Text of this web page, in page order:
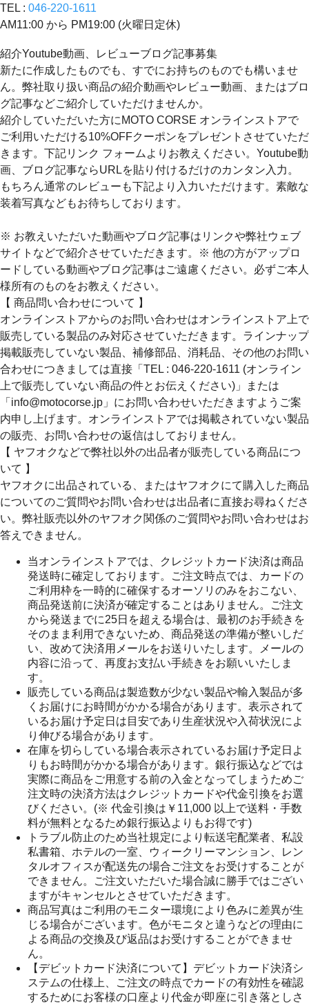
TEL : 046-220-1611
AM11:00 から PM19:00 (火曜日定休)
紹介Youtube動画、レビューブログ記事募集
新たに作成したものでも、すでにお持ちのものでも構いませ
ん。弊社取り扱い商品の紹介動画やレビュー動画、またはブロ
グ記事などご紹介していただけませんか。
紹介していただいた方にMOTO CORSE オンラインストアで
ご利用いただける10%OFFクーポンをプレゼントさせていただ
きます。下記リンク フォームよりお教えください。Youtube動
画、ブログ記事ならURLを貼り付けるだけのカンタン入力。
もちろん通常のレビューも下記より入力いただけます。素敵な
装着写真などもお待ちしております。
※ お教えいただいた動画やブログ記事はリンクや弊社ウェブ
サイトなどで紹介させていただきます。※ 他の方がアップロ
ードしている動画やブログ記事はご遠慮ください。必ずご本人
様所有のものをお教えください。
【 商品問い合わせについて 】
オンラインストアからのお問い合わせはオンラインストア上で
販売している製品のみ対応させていただきます。ラインナップ
掲載販売していない製品、補修部品、消耗品、その他のお問い
合わせにつきましては直接「TEL : 046-220-1611 (オンライン
上で販売していない商品の件とお伝えください)」または
「info@motocorse.jp」にお問い合わせいただきますようご案
内申し上げます。オンラインストアでは掲載されていない製品
の販売、お問い合わせの返信はしておりません。
【 ヤフオクなどで弊社以外の出品者が販売している商品につ
いて 】
ヤフオクに出品されている、またはヤフオクにて購入した商品
についてのご質問やお問い合わせは出品者に直接お尋ねくださ
い。弊社販売以外のヤフオク関係のご質問やお問い合わせはお
答えできません。
当オンラインストアでは、クレジットカード決済は商品
発送時に確定しております。ご注文時点では、カードの
ご利用枠を一時的に確保するオーソリのみをおこない、
商品発送前に決済が確定することはありません。ご注文
から発送までに25日を超える場合は、最初のお手続きを
そのまま利用できないため、商品発送の準備が整いしだ
い、改めて決済用メールをお送りいたします。メールの
内容に沿って、再度お支払い手続きをお願いいたしま
す。
販売している商品は製造数が少ない製品や輸入製品が多
くお届けにお時間がかかる場合があります。表示されて
いるお届け予定日は目安であり生産状況や入荷状況によ
り伸びる場合があります。
在庫を切らしている場合表示されているお届け予定日よ
りもお時間がかかる場合があります。銀行振込などでは
実際に商品をご用意する前の入金となってしまうためご
注文時の決済方法はクレジットカードや代金引換をお選
びください。(※ 代金引換は￥11,000 以上で送料・手数
料が無料となるため銀行振込よりもお得です)
トラブル防止のため当社規定により転送宅配業者、私設
私書箱、ホテルの一室、ウィークリーマンション、レン
タルオフィスが配送先の場合ご注文をお受けすることが
できません。ご注文いただいた場合誠に勝手ではござい
ますがキャンセルとさせていただきます。
商品写真はご利用のモニター環境により色みに差異が生
じる場合がございます。色がモニタと違うなどの理由に
よる商品の交換及び返品はお受けすることができませ
ん。
【デビットカード決済について】デビットカード決済シ
ステムの仕様上、ご注文の時点でカードの有効性を確認
するためにお客様の口座より代金が即座に引き落としさ